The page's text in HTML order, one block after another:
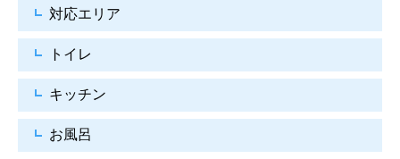
対応エリア
トイレ
キッチン
お風呂